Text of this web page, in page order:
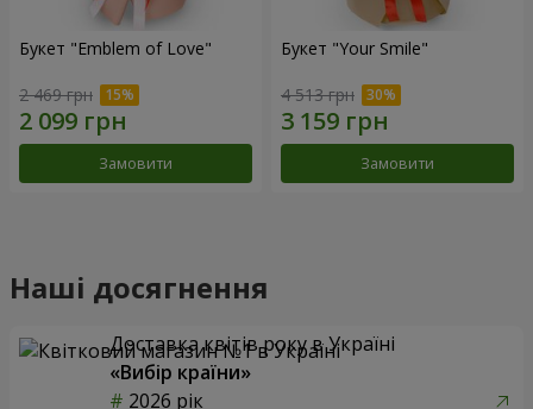
Букет "Emblem of Love"
2 469 грн
Замовити
Букет "Your Smile"
4 513 грн
Замовити
Наші досягнення
Доставка квітів року в Україні
«Вибір країни»
2026 рік